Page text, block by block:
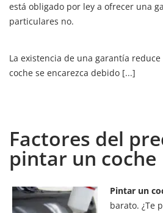
está obligado por ley a ofrecer una
particulares no.
La existencia de una garantía
coche se encarezca debido [...]
Factores del
pintar un coche
Pintar un
barato. ¿Te